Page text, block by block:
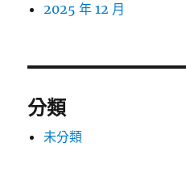
2025 年 12 月
分類
未分類